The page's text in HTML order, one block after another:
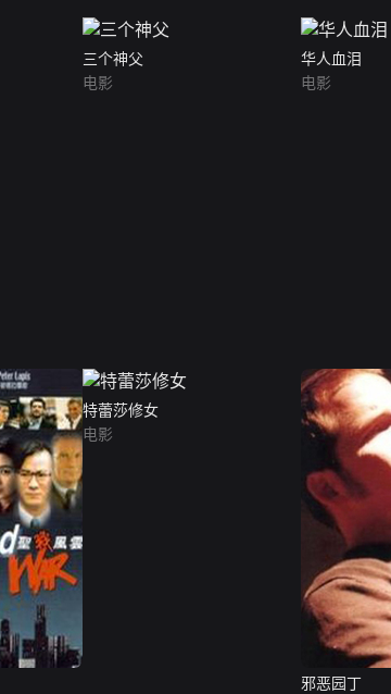
三个神父
电影
华人血泪
电影
特蕾莎修女
电影
邪恶园丁